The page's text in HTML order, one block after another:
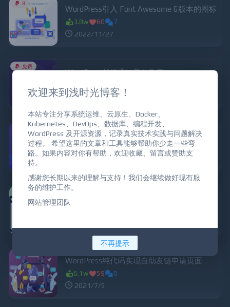
8
WordPress引入 Font Awesome 6版本的图标
3.8w 60 7
2022/11/27
免费
WordPress邮箱通知美化教程
2021/11/29
WordPress外链跳转美化
5.2w 44 0
WordPress添加首页欢迎语
WordPress纯代码实现自助友链申请页面
6.1w 59 0
2021/7/5
欢迎来到浅时光博客！
本站专注分享系统运维、云原生、Docker、
Kubernetes、DevOps、数据库、编程开发、
WordPress 及开源资源，记录真实技术实践与问题解决
过程。 希望这里的文章和工具能够帮助你少走一些弯
路。如果内容对你有帮助，欢迎收藏、留言或赞助支
持。
感谢您长期以来的理解与支持！我们会继续做好现有服
务的维护工作。
网站管理团队
不再提示